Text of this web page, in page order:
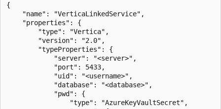
{
    "name": "VerticaLinkedService",
    "properties": {
        "type": "Vertica",
        "version": "2.0",
        "typeProperties": {
            "server": "<server>",
            "port": 5433,
            "uid": "<username>",
            "database": "<database>",
            "pwd": {
                "type": "AzureKeyVaultSecret",